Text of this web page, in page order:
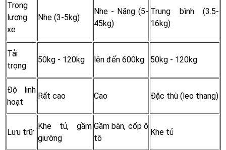
Trọng
lượng
xe
Nhẹ (3-5kg)
Nhẹ - Nặng (5-
45kg)
Trung bình (3.5-
16kg)
Tải
trọng
50kg - 120kg lên đến 600kg 50kg - 120kg
Độ linh
hoạt
Rất cao Cao Đặc thù (leo thang)
Lưu trữ
Khe tủ, gầm
giường
Gầm bàn, cốp ô
tô
Khe tủ